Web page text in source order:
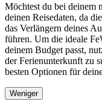
Möchtest du bei deinem
deinen Reisedaten, da
das Verlängern deines
führen. Um die ideale
deinem Budget passt,
der Ferienunterkunft zu
besten Optionen für
Weniger